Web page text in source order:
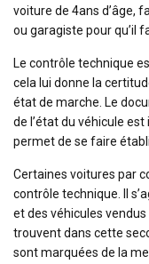
voiture de 4ans d’âge,
ou garagiste pour qu’il
Le contrôle technique
cela lui donne la
état de marche. Le
de l’état du véhicule
permet de se faire
Certaines voitures par
contrôle technique. Il
et des véhicules
trouvent dans cette
sont marquées de la